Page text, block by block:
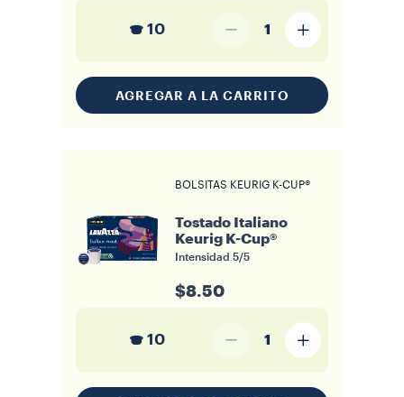
10 1
AGREGAR A LA CARRITO
BOLSITAS KEURIG K-CUP®
Tostado Italiano
Keurig K-Cup®
Intensidad 5/5
$8.50
10 1